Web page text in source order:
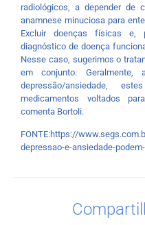
radiológicos, a depender de
anamnese minuciosa para
Excluir doenças físicas e,
diagnóstico de doença
Nesse caso, sugerimos o
em conjunto.
depressão/ansiedade,
medicamentos voltados
comenta Bortoli.
FONTE:https://
depressao-e-ansiedade-